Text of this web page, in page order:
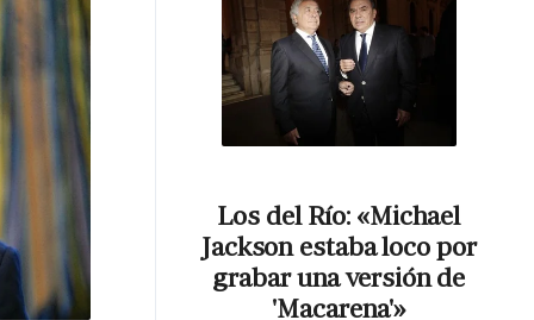
Los del Río: «Michael
Jackson estaba loco por
grabar una versión de
'Macarena'»